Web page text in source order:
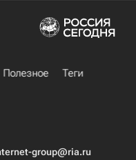
Полезное
Теги
group@ria.ru